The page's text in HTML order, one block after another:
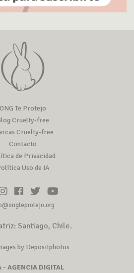
ONG Te Protejo
Cruelty-free
Cruelty-free
Contacto
de Privacidad
Uso de IA
Santiago, Chile.
by Depositphotos
- AGENCIA DIGITAL